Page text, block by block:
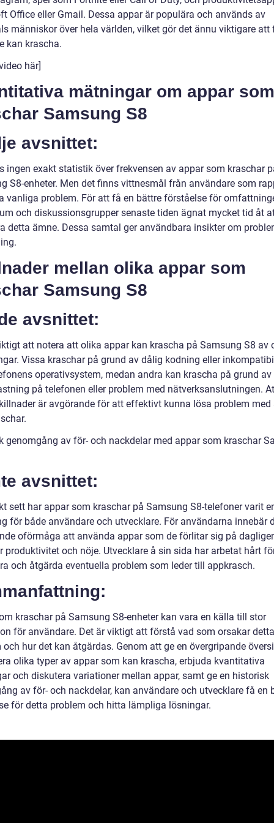
Office eller Gmail. Dessa appar är populära och används av
människor över hela världen, vilket gör det ännu viktigare att
kan krascha.
här]
mätningar om appar som
Samsung S8
avsnittet:
ingen exakt statistik över frekvensen av appar som kraschar
S8-enheter. Men det finns vittnesmål från användare som
vanliga problem. För att få en bättre förståelse för
och diskussionsgrupper senaste tiden ägnat mycket tid åt
detta ämne. Dessa samtal ger användbara insikter om
mellan olika appar som
Samsung S8
avsnittet:
att notera att olika appar kan krascha på Samsung S8 av
Vissa kraschar på grund av dålig kodning eller
operativsystem, medan andra kan krascha på grund av
på telefonen eller problem med nätverksanslutningen.
är avgörande för att effektivt kunna lösa problem med
genomgång av för- och nackdelar med appar som kraschar
avsnittet:
sett har appar som kraschar på Samsung S8-telefoner varit
för både användare och utvecklare. För användarna innebär
oförmåga att använda appar som de förlitar sig på
produktivitet och nöje. Utvecklare å sin sida har arbetat hårt
och åtgärda eventuella problem som leder till appkrasch.
kraschar på Samsung S8-enheter kan vara en källa till stor
för användare. Det är viktigt att förstå vad som orsakar detta
och hur det kan åtgärdas. Genom att ge en övergripande
olika typer av appar som kan krascha, erbjuda kvantitativa
och diskutera variationer mellan appar, samt ge en historisk
av för- och nackdelar, kan användare och utvecklare få en
för detta problem och hitta lämpliga lösningar.